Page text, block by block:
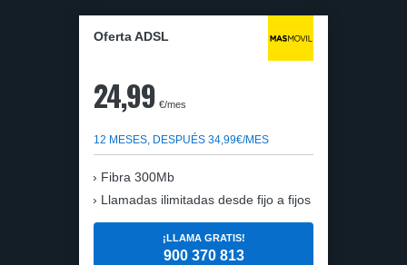
Oferta ADSL
24,99 €/mes
12 MESES, DESPUÉS 34,99€/MES
Fibra 300Mb
Llamadas ilimitadas desde fijo a fijos
¡LLAMA GRATIS!
900 370 813